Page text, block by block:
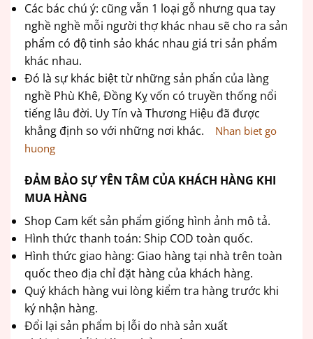
Các bác chú ý: cũng vẫn 1 loại gỗ nhưng qua tay
nghề nghề mỗi người thợ khác nhau sẽ cho ra sản
phẩm có độ tinh sảo khác nhau giá tri sản phẩm
khác nhau.
Đó là sự khác biệt từ những sản phẩn của làng
nghề Phù Khê, Đồng Kỵ vốn có truyền thống nổi
tiếng lâu đời. Uy Tín và Thương Hiệu đã được
khẳng định so với những nơi khác.
Nhan biet go
huong
ĐẢM BẢO SỰ YÊN TÂM CỦA KHÁCH HÀNG KHI
MUA HÀNG
Shop Cam kết sản phẩm giống hình ảnh mô tả.
Hình thức thanh toán: Ship COD toàn quốc.
Hình thức giao hàng: Giao hàng tại nhà trên toàn
quốc theo địa chỉ đặt hàng của khách hàng.
Quý khách hàng vui lòng kiểm tra hàng trước khi
ký nhận hàng.
Đổi lại sản phẩm bị lỗi do nhà sản xuất